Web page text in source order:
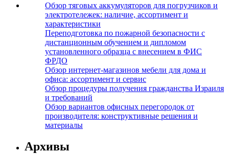
Обзор тяговых аккумуляторов для погрузчиков и
электротележек: наличие, ассортимент и
характеристики
Переподготовка по пожарной безопасности с
дистанционным обучением и дипломом
установленного образца с внесением в ФИС
ФРДО
Обзор интернет-магазинов мебели для дома и
офиса: ассортимент и сервис
Обзор процедуры получения гражданства Израиля
и требований
Обзор вариантов офисных перегородок от
производителя: конструктивные решения и
материалы
Архивы